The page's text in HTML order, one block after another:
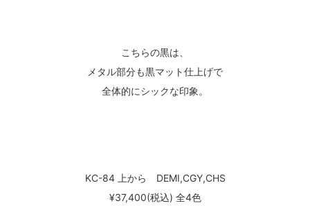
こちらの黒は、
メタル部分も黒マット仕上げで
全体的にシックな印象。
KC-84 上から DEMI,CGY,CHS
¥37,400(税込) 全4色